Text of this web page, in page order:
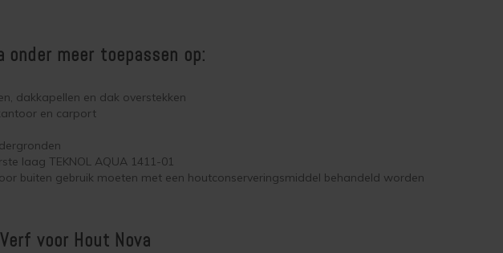
onder meer toepassen op:
dakkapellen en dak overstekken
en carport
laag TEKNOL AQUA 1411-01
buiten gebruik moeten met een houtconserveringsmiddel behandeld worden
voor Hout Nova